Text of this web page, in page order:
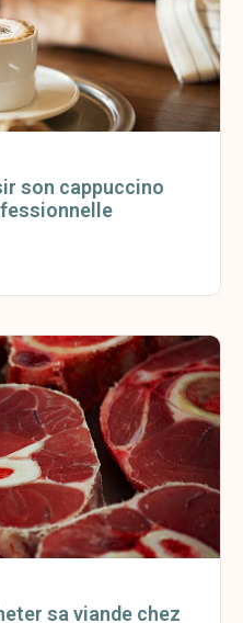
son cappuccino
sa viande chez